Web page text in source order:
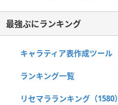
最強ぷにランキング
キャラティア表作成ツール
ランキング一覧
リセマラランキング（1580）